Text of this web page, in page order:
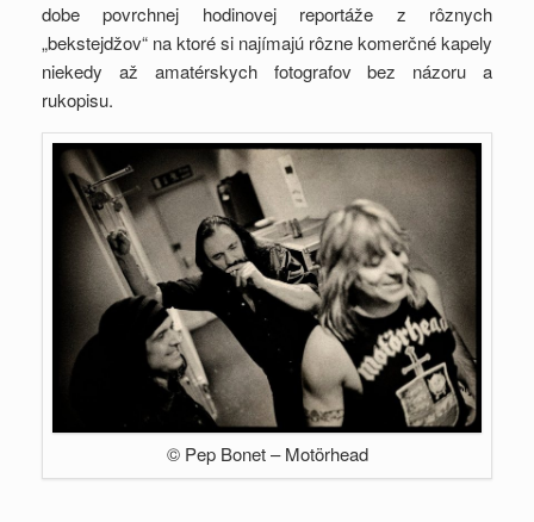
dobe povrchnej hodinovej reportáže z rôznych
„bekstejdžov“ na ktoré si najímajú rôzne komerčné kapely
niekedy až amatérskych fotografov bez názoru a
rukopisu.
© Pep Bonet – Motörhead